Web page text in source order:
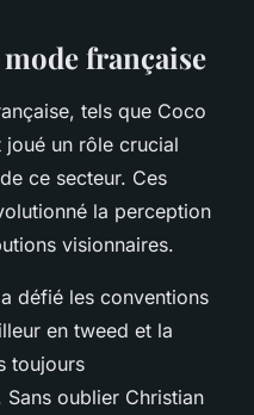
française
tels que Coco
joué un rôle crucial
de ce secteur. Ces
la perception
visionnaires.
défié les conventions
en tweed et la
toujours
Sans oublier Christian